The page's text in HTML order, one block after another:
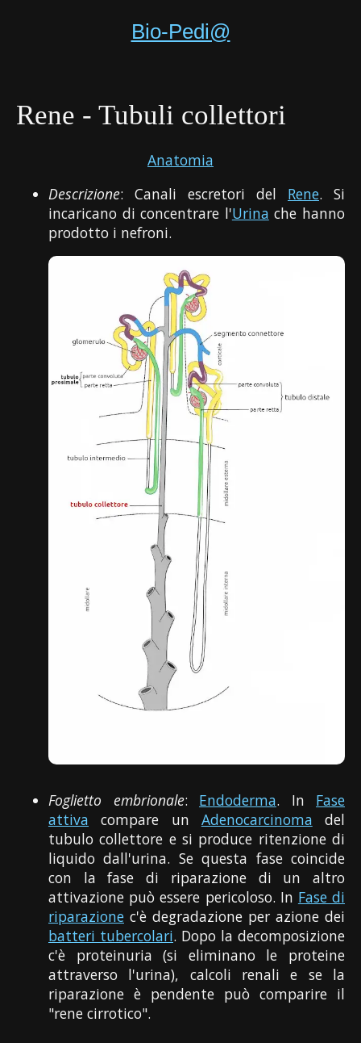
Bio-Pedi@
Rene - Tubuli collettori
Anatomia
Descrizione: Canali escretori del Rene. Si
incaricano di concentrare l'Urina che hanno
prodotto i nefroni.
Foglietto embrionale: Endoderma. In Fase
attiva compare un Adenocarcinoma del
tubulo collettore e si produce ritenzione di
liquido dall'urina. Se questa fase coincide
con la fase di riparazione di un altro
attivazione può essere pericoloso. In Fase di
riparazione c'è degradazione per azione dei
batteri tubercolari. Dopo la decomposizione
c'è proteinuria (si eliminano le proteine
attraverso l'urina), calcoli renali e se la
riparazione è pendente può comparire il
"rene cirrotico".